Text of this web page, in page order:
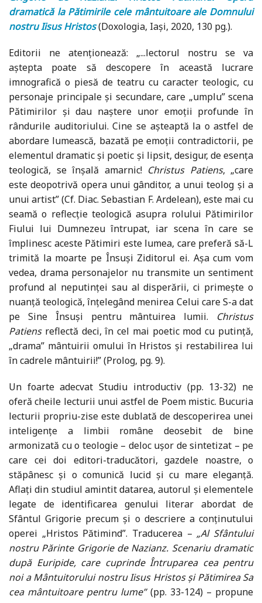
dramatică la Pătimirile cele mântuitoare ale Domnului
nostru Iisus Hristos(Doxologia, Iași, 2020, 130 pg.).
Editorii ne atenționează: „...lectorul nostru se va
aștepta poate să descopere în această lucrare
imnografică o piesă de teatru cu caracter teologic, cu
personaje principale și secundare, care „umplu” scena
Pătimirilor și dau naștere unor emoții profunde în
rândurile auditoriului. Cine se așteaptă la o astfel de
abordare lumească, bazată pe emoții contradictorii, pe
elementul dramatic și poetic și lipsit, desigur, de esența
teologică, se înșală amarnic! Christus Patiens, „care
este deopotrivă opera unui gânditor, a unui teolog și a
unui artist” (Cf. Diac. Sebastian F. Ardelean), este mai cu
seamă o reflecție teologică asupra rolului Pătimirilor
Fiului lui Dumnezeu întrupat, iar scena în care se
împlinesc aceste Pătimiri este lumea, care preferă să-L
trimită la moarte pe Însuși Ziditorul ei. Așa cum vom
vedea, drama personajelor nu transmite un sentiment
profund al neputinței sau al disperării, ci primește o
nuanță teologică, înțelegând menirea Celui care S-a dat
pe Sine Însuși pentru mântuirea lumii. Christus
Patiensreflectă deci, în cel mai poetic mod cu putință,
„drama” mântuirii omului în Hristos și restabilirea lui
în cadrele mântuirii!” (Prolog, pg. 9).
Un foarte adecvat Studiu introductiv (pp. 13-32) ne
oferă cheile lecturii unui astfel de Poem mistic. Bucuria
lecturii propriu-zise este dublată de descoperirea unei
inteligențe a limbii române deosebit de bine
armonizată cu o teologie – deloc ușor de sintetizat – pe
care cei doi editori-traducători, gazdele noastre, o
stăpânesc și o comunică lucid și cu mare eleganță.
Aflați din studiul amintit datarea, autorul și elementele
legate de identificarea genului literar abordat de
Sfântul Grigorie precum și o descriere a conținutului
operei „Hristos Pătimind”. Traducerea – „Al Sfântului
nostru Părinte Grigorie de Nazianz. Scenariu dramatic
după Euripide, care cuprinde Întruparea cea pentru
noi a Mântuitorului nostru Iisus Hristos și Pătimirea Sa
cea mântuitoare pentru lume”(pp. 33-124) – propune